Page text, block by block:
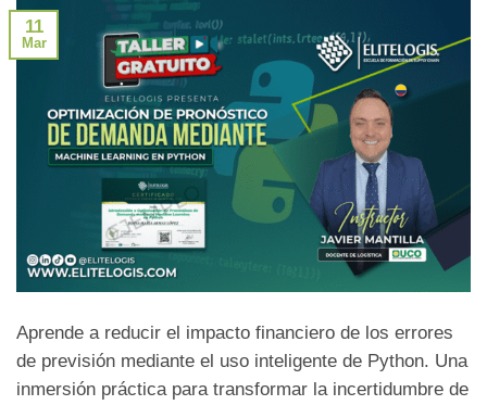
11
Mar
Aprende a reducir el impacto financiero de los errores
de previsión mediante el uso inteligente de Python. Una
inmersión práctica para transformar la incertidumbre de